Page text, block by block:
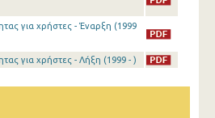
για χρήστες - Έναρξη (1999
για χρήστες - Λήξη (1999 - )